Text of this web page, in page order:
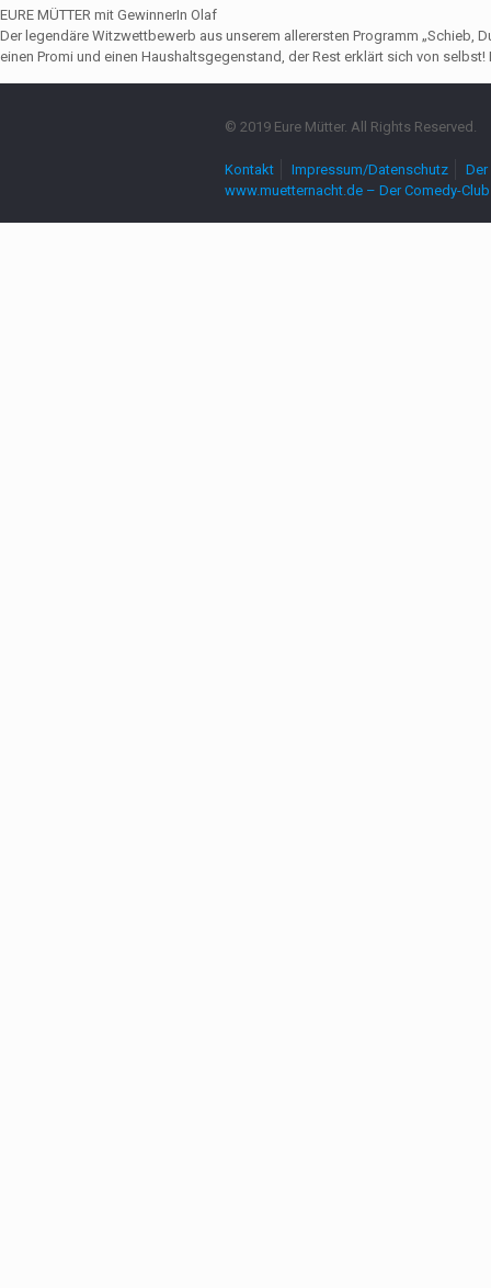
EURE MÜTTER mit GewinnerIn Olaf
Der legendäre Witzwettbewerb aus unserem allerersten Programm „Schieb,
einen Promi und einen Haushaltsgegenstand, der Rest erklärt sich von
© 2019 Eure Mütter. All Rights Reserved.
Kontakt Impressum/Datenschutz
www.muetternacht.de – Der Comedy-Club